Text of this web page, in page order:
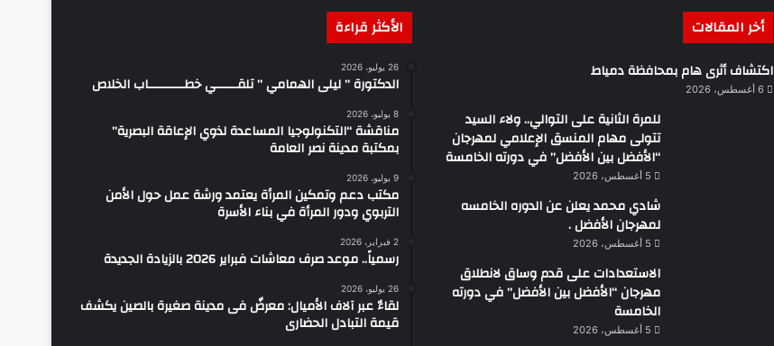
أخر المقالات
اكتشاف أثرى هام بمحافظة دمياط
6 أغسطس، 2026
للمرة الثانية على التوالي.. ولاء السيد
تتولى مهام المنسق الإعلامي لمهرجان
“الأفضل بين الأفضل” في دورته الخامسة
5 أغسطس، 2026
شادي محمد يعلن عن الدوره الخامسه
لمهرجان الأفضل .
5 أغسطس، 2026
الاستعدادات على قدم وساق لانطلاق
مهرجان “الأفضل بين الأفضل” في دورته
الخامسة
5 أغسطس، 2026
الأكثر قراءة
26 يوليو، 2026
الدكتورة ” ليلى الهمامي ” تلقــــــي خطــــــــــاب الخلاص
8 يوليو، 2026
مناقشة “التكنولوجيا المساعدة لذوي الإعاقة البصرية”
بمكتبة مدينة نصر العامة
9 يوليو، 2026
مكتب دعم وتمكين المرأة يعتمد ورشة عمل حول الأمن
التربوي ودور المرأة في بناء الأسرة
2 فبراير، 2026
رسمياً.. موعد صرف معاشات فبراير 2026 بالزيادة الجديدة
26 يوليو، 2026
لقاءٌ عبر آلاف الأميال: معرضٌ فى مدينة صغيرة بالصين يكشف
قيمة التبادل الحضارى